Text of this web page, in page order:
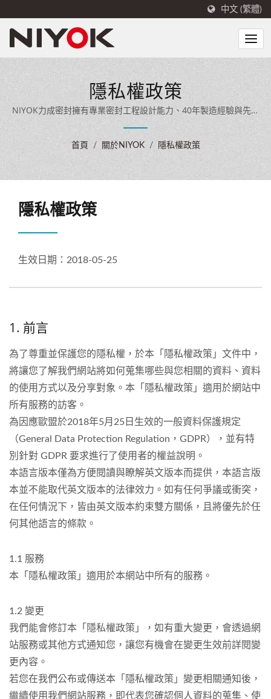
中文 (繁體)
隱私權政策
NIYOK力成密封擁有專業密封工程設計能力、40年製造經驗與先進
生產設備，專業密封工程設計能力與先進生產設備，將車規等級材
料與品質經驗延伸至 EV 充電設備密封領域,為國內外客戶提供全面
的密封解決方案。
首頁 / 關於NIYOK / 隱私權政策
隱私權政策
生效日期：2018-05-25
1. 前言
為了尊重並保護您的隱私權，於本「隱私權政策」文件中，
將讓您了解我們網站將如何蒐集哪些與您相關的資料、資料
的使用方式以及分享對象。本「隱私權政策」適用於網站中
所有服務的訪客。
為因應歐盟於2018年5月25日生效的一般資料保護規定
（General Data Protection Regulation，GDPR），並有特
別針對 GDPR 要求進行了使用者的權益說明。
本語言版本僅為方便閱讀與瞭解英文版本而提供，本語言版
本並不能取代英文版本的法律效力。如有任何爭議或衝突，
在任何情況下，皆由英文版本約束雙方關係，且將優先於任
何其他語言的條款。
1.1 服務
本「隱私權政策」適用於本網站中所有的服務。
1.2 變更
我們能會修訂本「隱私權政策」，如有重大變更，會透過網
站服務或其他方式通知您，讓您有機會在變更生效前詳閱變
更內容。
若您在我們公布或傳送本「隱私權政策」變更相關通知後，
繼續使用我們網站服務，即代表您確認個人資料的蒐集、使